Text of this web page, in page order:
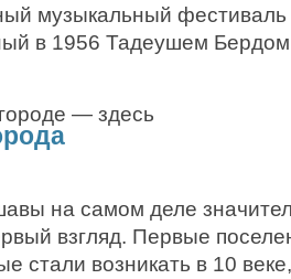
музыкальный фестиваль
в 1956 Тадеушем
— здесь
на самом деле
взгляд. Первые
стали возникать в 10